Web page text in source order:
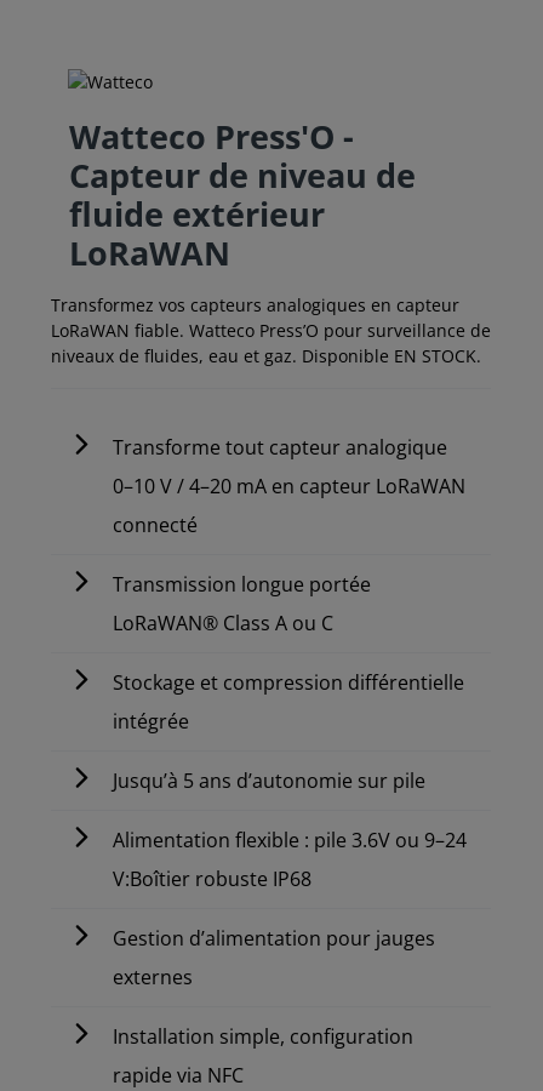
Watteco Press'O -
Capteur de niveau de
fluide extérieur
LoRaWAN
Transformez vos capteurs analogiques en capteur
LoRaWAN fiable. Watteco Press’O pour surveillance de
niveaux de fluides, eau et gaz. Disponible EN STOCK.
Transforme tout capteur analogique
0–10 V / 4–20 mA en capteur LoRaWAN
connecté
Transmission longue portée
LoRaWAN® Class A ou C
Stockage et compression différentielle
intégrée
Jusqu’à 5 ans d’autonomie sur pile
Alimentation flexible : pile 3.6V ou 9–24
V:Boîtier robuste IP68
Gestion d’alimentation pour jauges
externes
Installation simple, configuration
rapide via NFC